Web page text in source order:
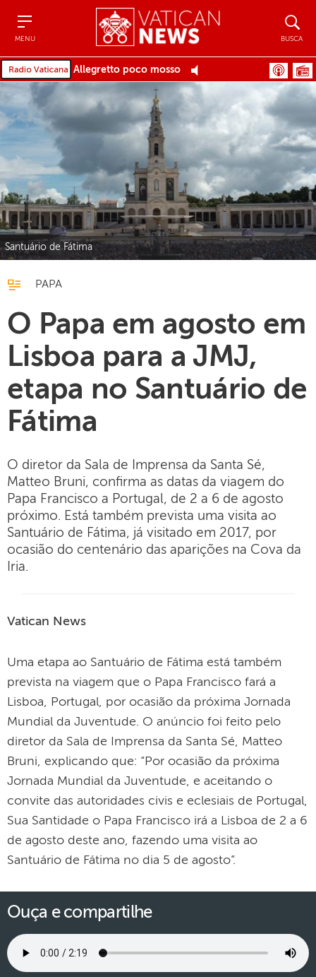
MENU BUSCA
Allegretto poco mosso
Santuário de Fátima
PAPA
O Papa em agosto em
Lisboa para a JMJ,
etapa no Santuário de
Fátima
O diretor da Sala de Imprensa da Santa Sé,
Matteo Bruni, confirma as datas da viagem do
Papa Francisco a Portugal, de 2 a 6 de agosto
próximo. Está também prevista uma visita ao
Santuário de Fátima, já visitado em 2017, por
ocasião do centenário das aparições na Cova da
Iria.
Vatican News
Uma etapa ao Santuário de Fátima está também
prevista na viagem que o Papa Francisco fará a
Lisboa, Portugal, por ocasião da próxima Jornada
Mundial da Juventude. O anúncio foi feito pelo
diretor da Sala de Imprensa da Santa Sé, Matteo
Bruni, explicando que: “Por ocasião da próxima
Jornada Mundial da Juventude, e aceitando o
convite das autoridades civis e eclesiais de Portugal,
Sua Santidade o Papa Francisco irá a Lisboa de 2 a 6
de agosto deste ano, fazendo uma visita ao
Santuário de Fátima no dia 5 de agosto”.
Ouça e compartilhe